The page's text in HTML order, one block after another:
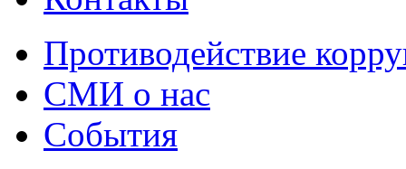
Противодействие
СМИ о нас
События